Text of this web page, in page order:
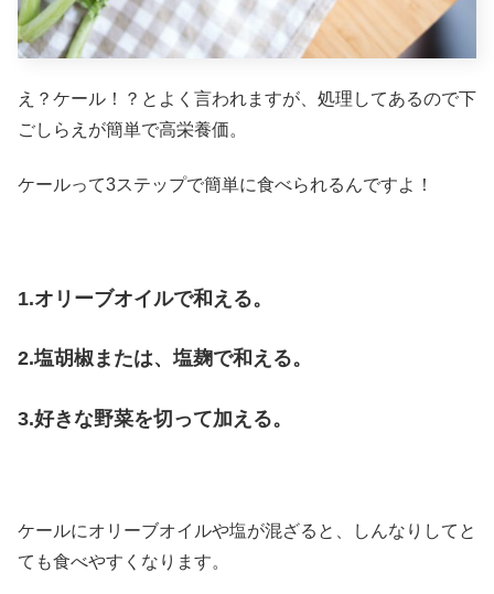
え？ケール！？とよく言われますが、処理してあるので下
ごしらえが簡単で高栄養価。
ケールって3ステップで簡単に食べられるんですよ！
1.オリーブオイルで和える。
2.塩胡椒または、塩麹で和える。
3.好きな野菜を切って加える。
ケールにオリーブオイルや塩が混ざると、しんなりしてと
ても食べやすくなります。